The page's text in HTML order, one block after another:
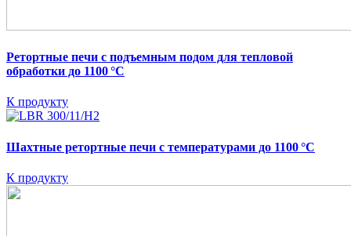
Ретортные печи c подъемным подом для тепловой
обработки до 1100 °C
К продукту
Шахтные ретортные печи с температурами до 1100 °C
К продукту